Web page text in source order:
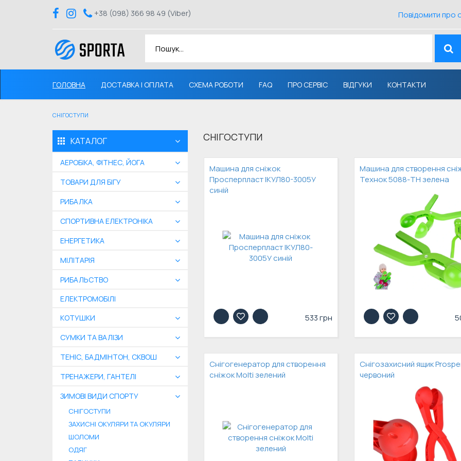
+38 (098) 366 98 49 (Viber) Повідомити про
ГОЛОВНА ДОСТАВКА І ОПЛАТА СХЕМА РОБОТИ FAQ ПРО СЕРВІС ВІДГУКИ КОНТАКТИ
СНІГОСТУПИ
КАТАЛОГ
АЕРОБІКА, ФІТНЕС, ЙОГА
ТОВАРИ ДЛЯ БІГУ
РИБАЛКА
СПОРТИВНА ЕЛЕКТРОНІКА
ЕНЕРГЕТИКА
МІЛІТАРІЯ
РИБАЛЬСТВО
ЕЛЕКТРОМОБІЛІ
КОТУШКИ
СУМКИ ТА ВАЛІЗИ
ТЕНІС, БАДМІНТОН, СКВОШ
ТРЕНАЖЕРИ, ГАНТЕЛІ
ЗИМОВІ ВИДИ СПОРТУ
СНІГОСТУПИ
ЗАХИСНІ ОКУЛЯРИ ТА ОКУЛЯРИ
ШОЛОМИ
ОДЯГ
СНІГОСТУПИ
Машина для сніжок
Просперпласт ІКУЛ80-3005У
синій
533 грн
Машина для створення
Технок 5088-ТН зелена
Снігогенератор для створення
сніжок Molti зелений
Снігозахисний ящик
червоний